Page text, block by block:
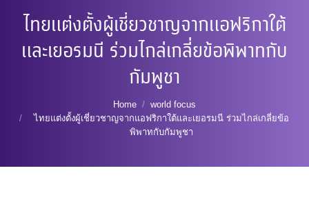
ไทยแต่งตั้งผู้เชี่ยวชาญจากแอฟริกาใต้
และเยอรมนี ร่วมไกล่เกลี่ยข้อพิพาทกับ
กัมพูชา
Home
world focus
ไทยแต่งตั้งผู้เชี่ยวชาญจากแอฟริกาใต้และเยอรมนี ร่วมไกล่เกลี่ยข้อ
พิพาทกับกัมพูชา